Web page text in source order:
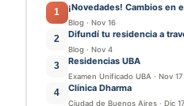
1 ¡Novedades! Cambios en
Blog · Nov 16
2 Difundí tu residencia a
Blog · Nov 4
3 Residencias UBA
Examen Unificado UBA · Nov 17
4 Clínica Dharma
Ciudad de Buenos Aires · Dic 17